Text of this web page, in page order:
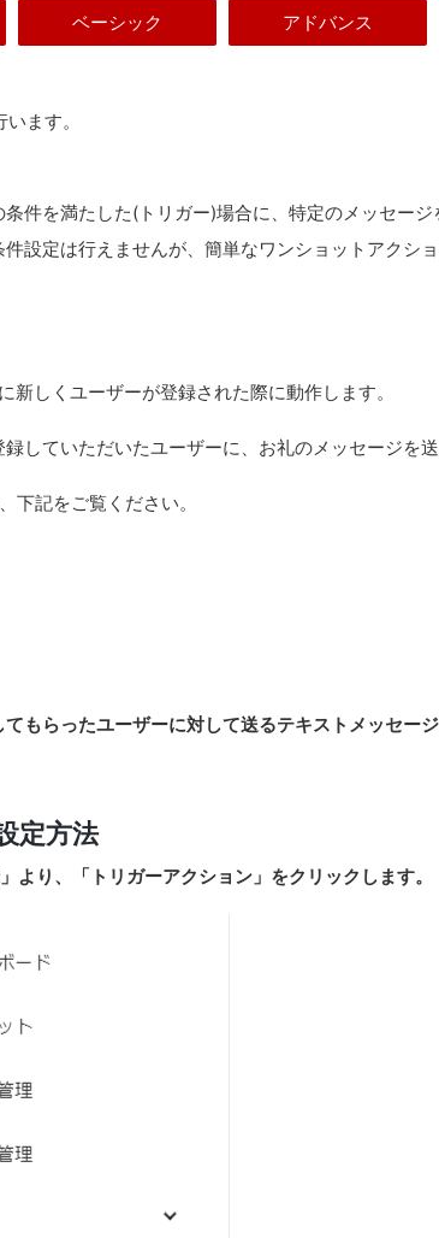
ベーシック アドバンス
ます。
条件を満たした(トリガー)場合に、特定のメッセー
設定は行えませんが、簡単なワンショットアクシ
新しくユーザーが登録された際に動作します。
していただいたユーザーに、お礼のメッセージを
下記をご覧ください。
もらったユーザーに対して送るテキストメッセー
定方法
より、「 トリガーアクション」 をクリックします。